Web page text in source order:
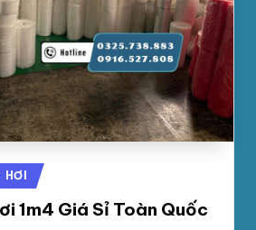
1m4 Giá Sỉ Toàn Quốc